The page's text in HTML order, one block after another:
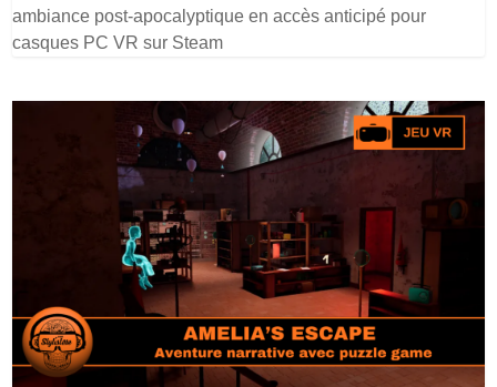
ambiance post-apocalyptique en accès anticipé pour
casques PC VR sur Steam